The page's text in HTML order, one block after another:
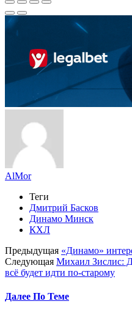
AlMor
Теги
Дмитрий Басков
Динамо Минск
КХЛ
Предыдущая «Динамо»
Следующая Михаил Зислис:
всё будет идти по-старому
Далее По Теме